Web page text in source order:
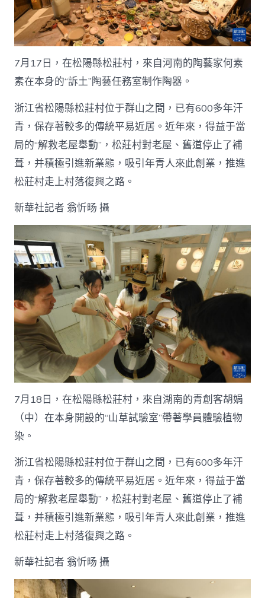
7月17日，在松陽縣松莊村，來自河南的陶藝家何素
素在本身的“訴土”陶藝任務室制作陶器。
浙江省松陽縣松莊村位于群山之間，已有600多年汗
青，保存著較多的傳統平易近居。近年來，得益于當
局的“解救老屋舉動”，松莊村對老屋、舊道停止了補
葺，并積極引進新業態，吸引年青人來此創業，推進
松莊村走上村落復興之路。
新華社記者 翁忻旸 攝
7月18日，在松陽縣松莊村，來自湖南的青創客胡娟
（中）在本身開設的“山草試驗室”帶著學員體驗植物
染。
浙江省松陽縣松莊村位于群山之間，已有600多年汗
青，保存著較多的傳統平易近居。近年來，得益于當
局的“解救老屋舉動”，松莊村對老屋、舊道停止了補
葺，并積極引進新業態，吸引年青人來此創業，推進
松莊村走上村落復興之路。
新華社記者 翁忻旸 攝